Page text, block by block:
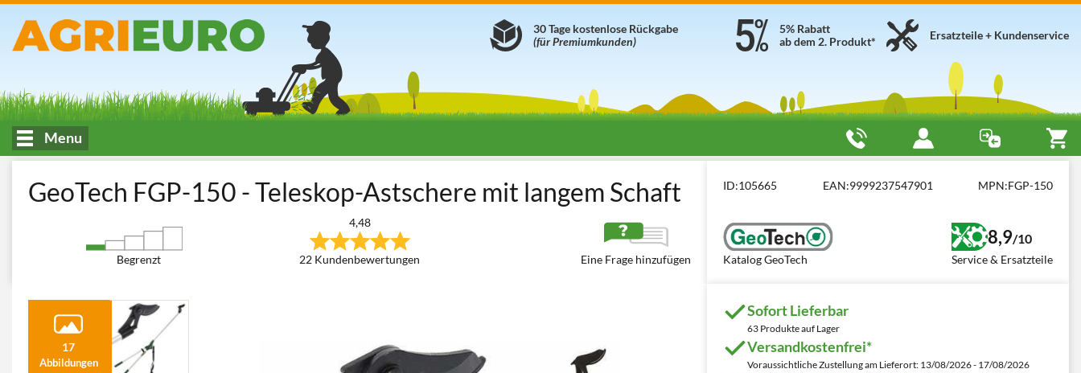
Ersatzteile + Kundenservice
5% Rabatt
ab dem 2. Produkt*
30 Tage kostenlose Rückgabe
(für Premiumkunden)
Menu
GeoTech FGP-150 - Teleskop-Astschere mit langem Schaft
Begrenzt
4,48
22 Kundenbewertungen Eine Frage hinzufügen
ID:105665 EAN:9999237547901 MPN:FGP-150
Katalog GeoTech
8,9/10
Service & Ersatzteile
17
Abbildungen
Sofort Lieferbar
63 Produkte auf Lager
Versandkostenfrei*
Voraussichtliche Zustellung am Lieferort: 13/08/2026 - 17/08/2026